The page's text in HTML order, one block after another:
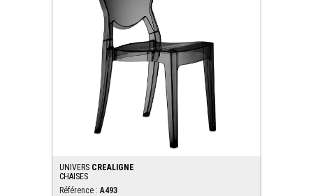
UNIVERS CREALIGNE
CHAISES
Référence :A493